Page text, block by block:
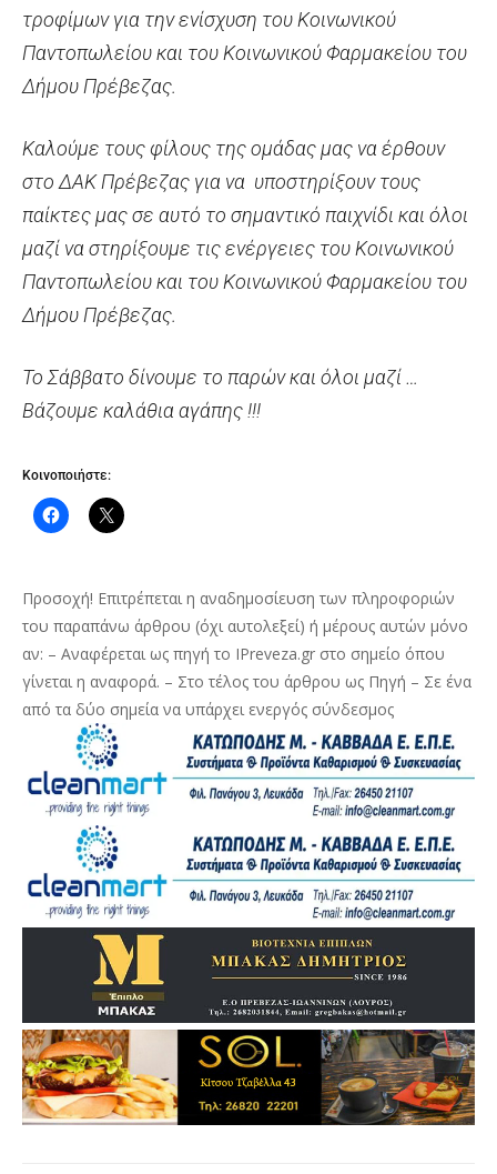
τροφίμων για την ενίσχυση του Κοινωνικού
Παντοπωλείου και του Κοινωνικού Φαρμακείου του
Δήμου Πρέβεζας.
Καλούμε τους φίλους της ομάδας μας να έρθουν
στο ΔΑΚ Πρέβεζας για να υποστηρίξουν τους
παίκτες μας σε αυτό το σημαντικό παιχνίδι και όλοι
μαζί να στηρίξουμε τις ενέργειες του Κοινωνικού
Παντοπωλείου και του Κοινωνικού Φαρμακείου του
Δήμου Πρέβεζας.
Το Σάββατο δίνουμε το παρών και όλοι μαζί …
Βάζουμε καλάθια αγάπης !!!
Κοινοποιήστε:
Προσοχή! Επιτρέπεται η αναδημοσίευση των πληροφοριών
του παραπάνω άρθρου (όχι αυτολεξεί) ή μέρους αυτών μόνο
αν: – Αναφέρεται ως πηγή το IPreveza.gr στο σημείο όπου
γίνεται η αναφορά. – Στο τέλος του άρθρου ως Πηγή – Σε ένα
από τα δύο σημεία να υπάρχει ενεργός σύνδεσμος